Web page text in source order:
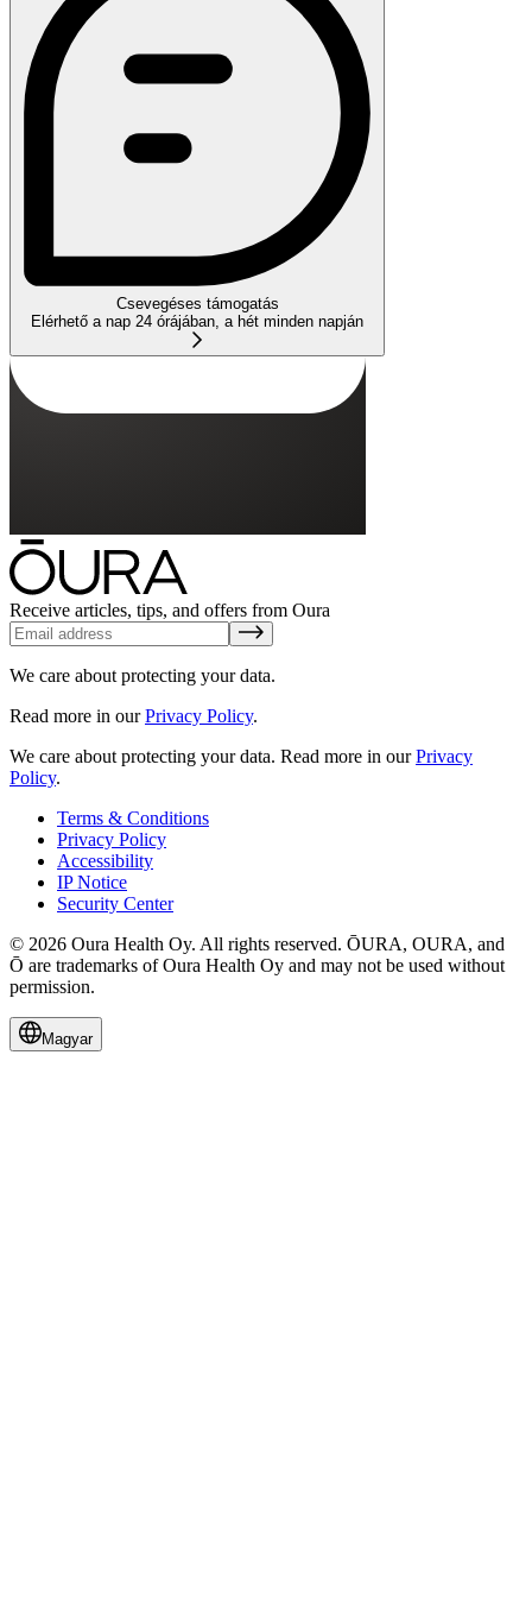
Csevegéses támogatás
Elérhető a nap 24 órájában, a hét minden napján
Receive articles, tips, and offers from Oura
We care about protecting your data.
Read more in ourPrivacy Policy.
We care about protecting your data. Read more in ourPrivacy
Policy.
Terms & Conditions
Privacy Policy
Accessibility
IP Notice
Security Center
© 2026 Oura Health Oy. All rights reserved. ŌURA, OURA, and
Ō are trademarks of Oura Health Oy and may not be used without
permission.
Magyar